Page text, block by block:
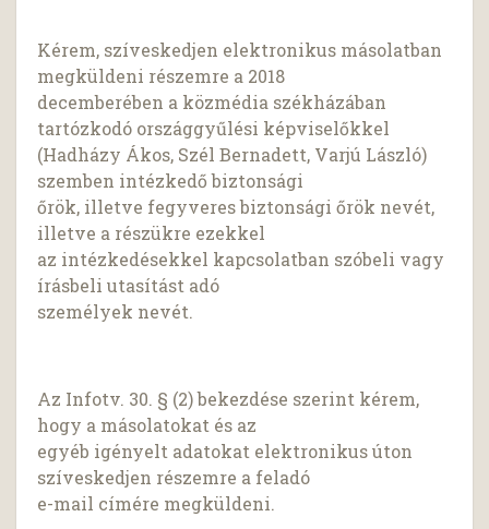
Kérem, szíveskedjen elektronikus másolatban
megküldeni részemre a 2018
decemberében a közmédia székházában
tartózkodó országgyűlési képviselőkkel
(Hadházy Ákos, Szél Bernadett, Varjú László)
szemben intézkedő biztonsági
őrök, illetve fegyveres biztonsági őrök nevét,
illetve a részükre ezekkel
az intézkedésekkel kapcsolatban szóbeli vagy
írásbeli utasítást adó
személyek nevét.
Az Infotv. 30. § (2) bekezdése szerint kérem,
hogy a másolatokat és az
egyéb igényelt adatokat elektronikus úton
szíveskedjen részemre a feladó
e-mail címére megküldeni.